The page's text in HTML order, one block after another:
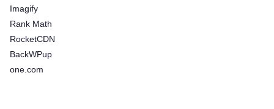
Imagify
Rank Math
RocketCDN
BackWPup
one.com